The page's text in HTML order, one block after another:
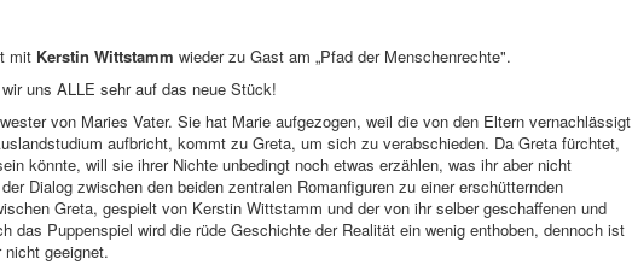
mit Kerstin Wittstamm wieder zu Gast am „Pfad der Menschenrechte".
uns ALLE sehr auf das neue Stück!
von Maries Vater. Sie hat Marie aufgezogen, weil die von den Eltern vernachlässigt
aufbricht, kommt zu Greta, um sich zu verabschieden. Da Greta fürchtet,
könnte, will sie ihrer Nichte unbedingt noch etwas erzählen, was ihr aber nicht
Dialog zwischen den beiden zentralen Romanfiguren zu einer erschütternden
Greta, gespielt von Kerstin Wittstamm und der von ihr selber geschaffenen und
das Puppenspiel wird die rüde Geschichte der Realität ein wenig enthoben, dennoch ist
geeignet.